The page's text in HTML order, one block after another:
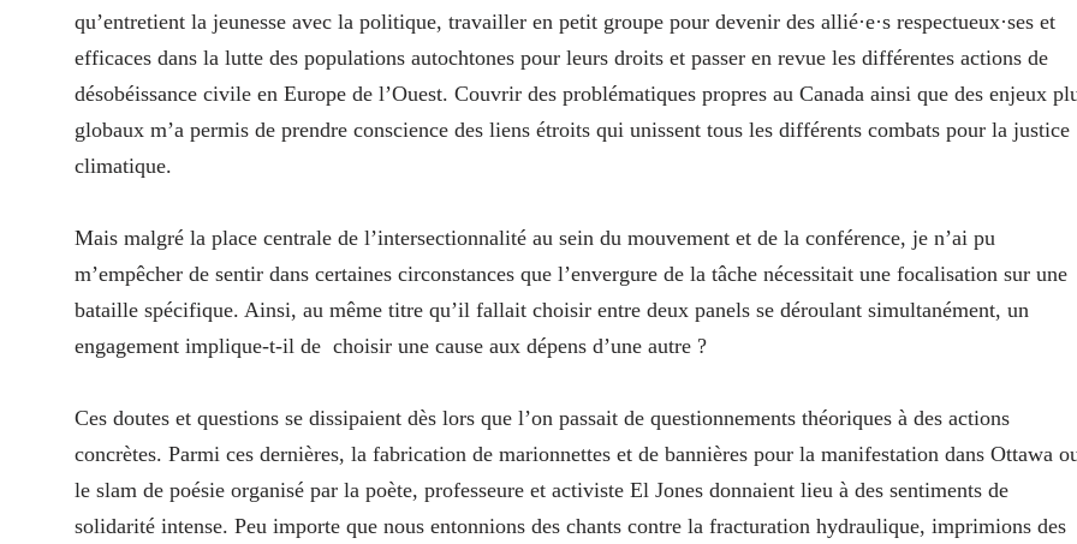
qu’entretient la jeunesse avec la politique, travailler en petit groupe pour devenir des allié·e·s respectueux·ses et
efficaces dans la lutte des populations autochtones pour leurs droits et passer en revue les différentes actions de
désobéissance civile en Europe de l’Ouest. Couvrir des problématiques propres au Canada ainsi que des enjeux
globaux m’a permis de prendre conscience des liens étroits qui unissent tous les différents combats pour la justice
climatique.
Mais malgré la place centrale de l’intersectionnalité au sein du mouvement et de la conférence, je n’ai pu
m’empêcher de sentir dans certaines circonstances que l’envergure de la tâche nécessitait une focalisation sur une
bataille spécifique. Ainsi, au même titre qu’il fallait choisir entre deux panels se déroulant simultanément, un
engagement implique-t-il de choisir une cause aux dépens d’une autre ?
Ces doutes et questions se dissipaient dès lors que l’on passait de questionnements théoriques à des actions
concrètes. Parmi ces dernières, la fabrication de marionnettes et de bannières pour la manifestation dans Ottawa
le slam de poésie organisé par la poète, professeure et activiste El Jones donnaient lieu à des sentiments de
solidarité intense. Peu importe que nous entonnions des chants contre la fracturation hydraulique, imprimions des